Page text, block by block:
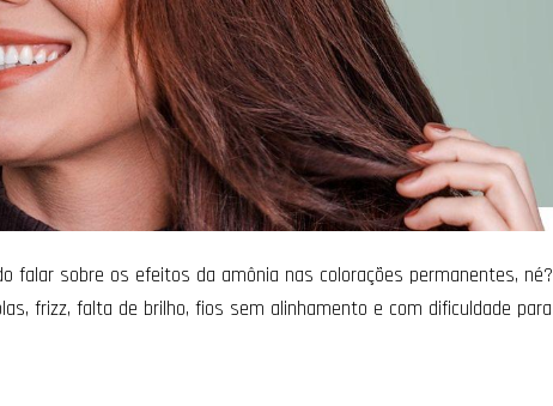
falar sobre os efeitos da amônia nas colorações permanentes, né?
frizz, falta de brilho, fios sem alinhamento e com dificuldade para